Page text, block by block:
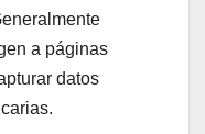
a páginas
datos